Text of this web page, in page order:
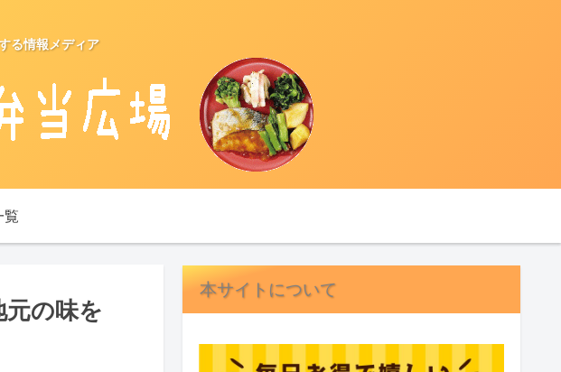
る情報メディア
覧
元の味を
本サイトについて